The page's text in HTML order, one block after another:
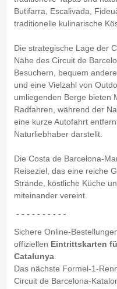
Butifarra, Escalivada,
traditionelle kulinarische
Die strategische Lage der
Nähe des Circuit de
Besuchern, bequem
und eine Vielzahl von
umliegenden Berge bieten
Radfahren, während der
eine kurze Autofahrt
Naturliebhaber darstellt.
Die Costa de Barcelona-
Reiseziel, das eine reiche
Strände, köstliche Küche
miteinander vereint.
- - - - - - - - - -
Sichere Online-
offiziellen Eintrittskarten
Catalunya.
Das nächste Formel-1-
Circuit de Barcelona-